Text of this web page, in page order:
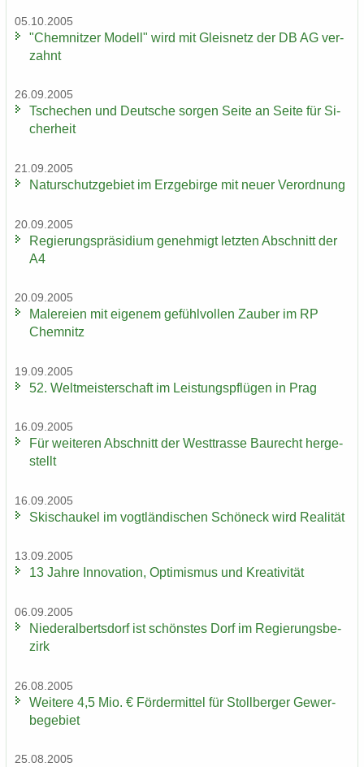
05.10.2005
"Chem­nit­zer Mo­dell" wird mit Gleis­netz der DB AG ver­
zahnt
26.09.2005
Tsche­chen und Deut­sche sor­gen Seite an Seite für Si­
cher­heit
21.09.2005
Na­tur­schutz­ge­biet im Erz­ge­bir­ge mit neuer Ver­ord­nung
20.09.2005
Re­gie­rungs­prä­si­di­um ge­neh­migt letz­ten Ab­schnitt der
A4
20.09.2005
Ma­le­rei­en mit ei­ge­nem ge­fühl­vol­len Zau­ber im RP
Chem­nitz
19.09.2005
52. Welt­meis­ter­schaft im Leis­tungs­pflü­gen in Prag
16.09.2005
Für wei­te­ren Ab­schnitt der West­tras­se Bau­recht her­ge­
stellt
16.09.2005
Ski­schau­kel im vogt­län­di­schen Schöneck wird Rea­li­tät
13.09.2005
13 Jahre In­no­va­ti­on, Op­ti­mis­mus und Krea­ti­vi­tät
06.09.2005
Nie­der­al­berts­dorf ist schöns­tes Dorf im Re­gie­rungs­be­
zirk
26.08.2005
Wei­te­re 4,5 Mio. € För­der­mit­tel für Stoll­ber­ger Ge­wer­
be­ge­biet
25.08.2005